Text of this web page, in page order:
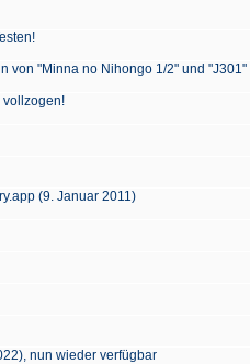
von "Minna no Nihongo 1/2" und "J301"
vollzogen!
(9. Januar 2011)
nun wieder verfügbar